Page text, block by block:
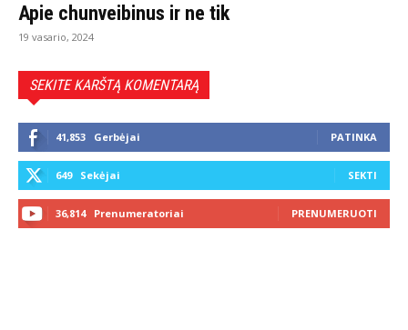
Apie chunveibinus ir ne tik
19 vasario, 2024
SEKITE KARŠTĄ KOMENTARĄ
41,853 Gerbėjai PATINKA
649 Sekėjai SEKTI
36,814 Prenumeratoriai PRENUMERUOTI